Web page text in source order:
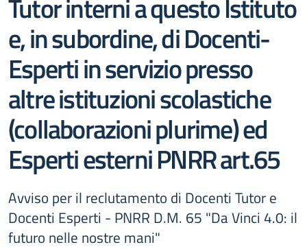
e, in subordine, di Docenti-
Esperti in servizio presso
altre istituzioni scolastiche
(collaborazioni plurime) ed
Esperti esterni PNRR art.65
Avviso per il reclutamento di Docenti Tutor e
Docenti Esperti - PNRR D.M. 65 "Da Vinci 4.0: il
futuro nelle nostre mani"